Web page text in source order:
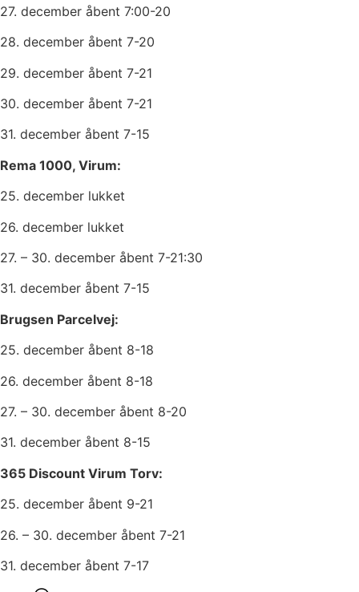
27. december åbent 7:00-20
28. december åbent 7-20
29. december åbent 7-21
30. december åbent 7-21
31. december åbent 7-15
Rema 1000, Virum:
25. december lukket
26. december lukket
27. – 30. december åbent 7-21:30
31. december åbent 7-15
Brugsen Parcelvej:
25. december åbent 8-18
26. december åbent 8-18
27. – 30. december åbent 8-20
31. december åbent 8-15
365 Discount Virum Torv:
25. december åbent 9-21
26. – 30. december åbent 7-21
31. december åbent 7-17